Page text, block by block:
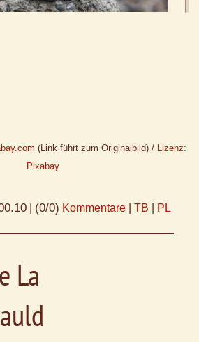
(Link führt zum Originalbild) / Lizenz:
Pixabay
(0/0) Kommentare TB PL
La